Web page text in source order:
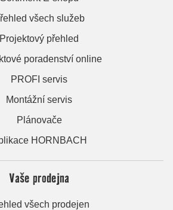
všech služeb
Projektový přehled
poradenství online
PROFI servis
Montážní servis
Plánovače
HORNBACH
Vaše prodejna
všech prodejen